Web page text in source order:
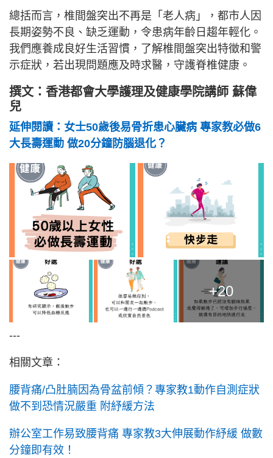
總括而言，椎間盤突出不再是「老人病」，都市人因
長期姿勢不良、缺乏運動，令患病年齡日趨年輕化。
我們應養成良好生活習慣，了解椎間盤突出特徵和警
示症狀，若出現問題應及時求醫，守護脊椎健康。
撰文：香港都會大學護理及健康學院講師 蘇偉
兒
延伸閱讀：女士50歲後易骨折患心臟病 專家教必做6
大長壽運動 做20分鐘防腦退化？
+20
---
相關文章：
腰背痛/凸肚腩因為骨盆前傾？專家教1動作自測症狀
做不到恐情況嚴重 附紓緩方法
辦公室工作易致腰背痛 專家教3大伸展動作紓緩 做數
分鐘即有效！